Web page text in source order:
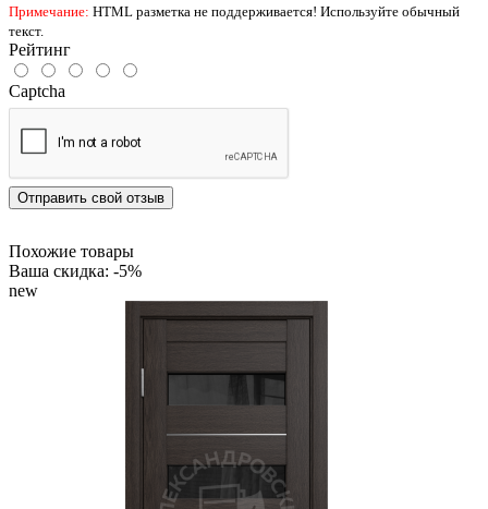
Примечание: HTML разметка не поддерживается! Используйте обычный
текст.
Рейтинг
Captcha
Отправить свой отзыв
Похожие товары
Ваша скидка: -5%
new